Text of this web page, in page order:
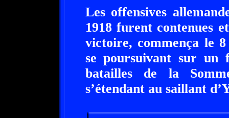
Les offensives
1918 furent contenues
victoire, commença le
se poursuivant sur un
batailles de la
s’étendant au saillant